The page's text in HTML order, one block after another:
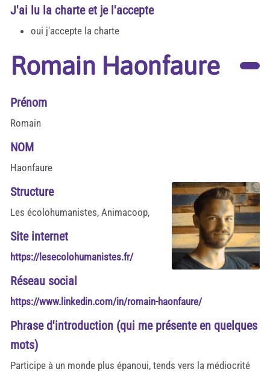
J'ai lu la charte et je l'accepte
oui j'accepte la charte
Romain Haonfaure
Prénom
Romain
NOM
Haonfaure
Structure
Les écolohumanistes, Animacoop,
Site internet
https://lesecolohumanistes.fr/
Réseau social
https://www.linkedin.com/in/romain-haonfaure/
Phrase d'introduction (qui me présente en quelques
mots)
Participe à un monde plus épanoui, tends vers la médiocrité